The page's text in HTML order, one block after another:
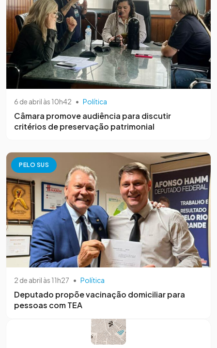
6 de abril às 10h42 • Política
Câmara promove audiência para discutir
critérios de preservação patrimonial
PELO SUS
2 de abril às 11h27 • Política
Deputado propõe vacinação domiciliar para
pessoas com TEA